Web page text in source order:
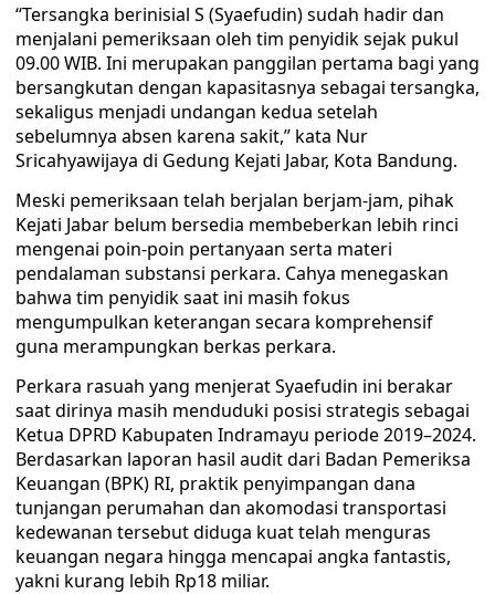
“Tersangka berinisial S (Syaefudin) sudah hadir dan
menjalani pemeriksaan oleh tim penyidik sejak pukul
09.00 WIB. Ini merupakan panggilan pertama bagi yang
bersangkutan dengan kapasitasnya sebagai tersangka,
sekaligus menjadi undangan kedua setelah
sebelumnya absen karena sakit,” kata Nur
Sricahyawijaya di Gedung Kejati Jabar, Kota Bandung.
Meski pemeriksaan telah berjalan berjam-jam, pihak
Kejati Jabar belum bersedia membeberkan lebih rinci
mengenai poin-poin pertanyaan serta materi
pendalaman substansi perkara. Cahya menegaskan
bahwa tim penyidik saat ini masih fokus
mengumpulkan keterangan secara komprehensif
guna merampungkan berkas perkara.
Perkara rasuah yang menjerat Syaefudin ini berakar
saat dirinya masih menduduki posisi strategis sebagai
Ketua DPRD Kabupaten Indramayu periode 2019–2024.
Berdasarkan laporan hasil audit dari Badan Pemeriksa
Keuangan (BPK) RI, praktik penyimpangan dana
tunjangan perumahan dan akomodasi transportasi
kedewanan tersebut diduga kuat telah menguras
keuangan negara hingga mencapai angka fantastis,
yakni kurang lebih Rp18 miliar.